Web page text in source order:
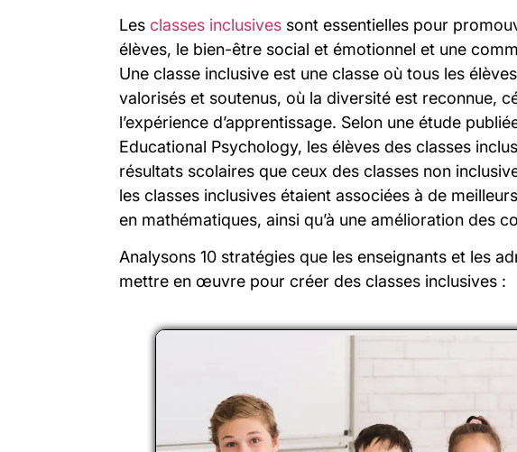
Les classes inclusives sont essentielles pour
élèves, le bien-être social et émotionnel et une
Une classe inclusive est une classe où tous les
valorisés et soutenus, où la diversité est reconnue,
l’expérience d’apprentissage. Selon une étude
Educational Psychology, les élèves des classes
résultats scolaires que ceux des classes non
les classes inclusives étaient associées à de
en mathématiques, ainsi qu’à une amélioration des
Analysons 10 stratégies que les enseignants et les
mettre en œuvre pour créer des classes inclusives :